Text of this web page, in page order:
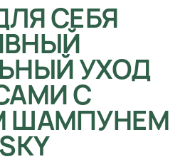
СЕБЯ
УХОД
С
ШАМПУНЕМ